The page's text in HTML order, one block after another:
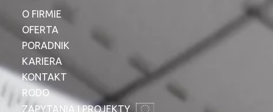
O FIRMIE
OFERTA
PORADNIK
KARIERA
KONTAKT
RODO
ZAPYTANIA I PROJEKTY